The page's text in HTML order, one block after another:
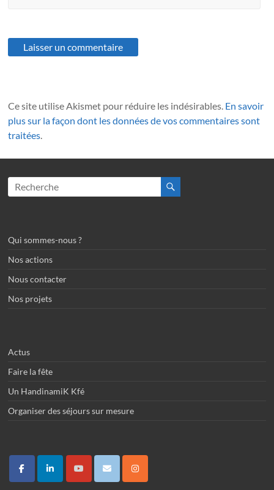
Ce site utilise Akismet pour réduire les indésirables. En savoir
plus sur la façon dont les données de vos commentaires sont
traitées
Qui sommes-nous ?
Nos actions
Nous contacter
Nos projets
Actus
Faire la fête
Un HandinamiK Kfé
Organiser des séjours sur mesure